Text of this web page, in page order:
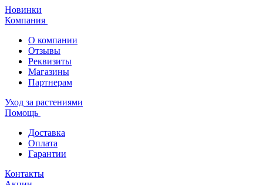
Новинки
Компания
О компании
Отзывы
Реквизиты
Магазины
Партнерам
Уход за растениями
Помощь
Доставка
Оплата
Гарантии
Контакты